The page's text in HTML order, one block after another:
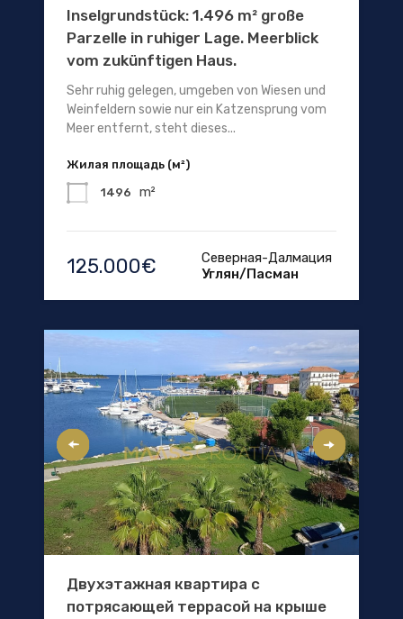
Inselgrundstück: 1.496 m² große
Parzelle in ruhiger Lage. Meerblick
vom zukünftigen Haus.
Sehr ruhig gelegen, umgeben von Wiesen und
Weinfeldern sowie nur ein Katzensprung vom
Meer entfernt, steht dieses...
Жилая площадь (м²)
1496 m²
125.000€
Северная-Далмация
Углян/Пасман
Двухэтажная квартира с
потрясающей террасой на крыше